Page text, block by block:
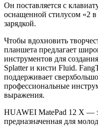
Он поставляется с
оснащенной стилусом «2
зарядкой.
Чтобы вдохновить
планшета предлагает
инструментов для
Splatter и кисти Fluid.
поддерживает
профессиональные
выражения.
HUAWEI MatePad 12 X —
предназначенная для